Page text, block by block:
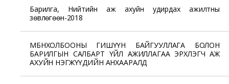
Барилга, Нийтийн аж ахуйн удирдах ажилтны
зөвлөгөөн-2018
МБНХОЛБООНЫ ГИШҮҮН БАЙГУУЛЛАГА БОЛОН
БАРИЛГЫН САЛБАРТ ҮЙЛ АЖИЛЛАГАА ЭРХЛЭГЧ АЖ
АХУЙН НЭГЖҮҮДИЙН АНХААРАЛД